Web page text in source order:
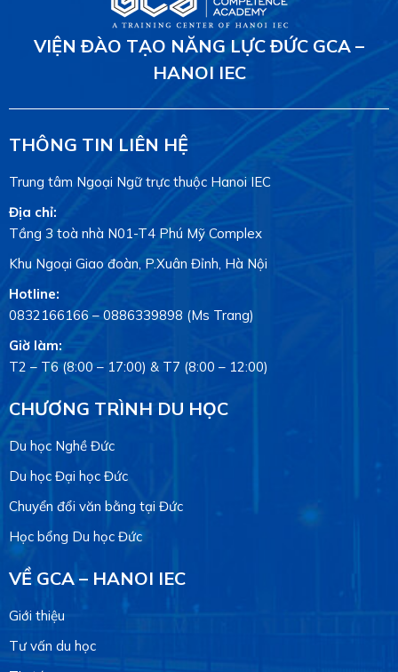
VIỆN ĐÀO TẠO NĂNG LỰC ĐỨC GCA –
HANOI IEC
THÔNG TIN LIÊN HỆ
Trung tâm Ngoại Ngữ trực thuộc Hanoi IEC
Địa chỉ:
Tầng 3 toà nhà N01-T4 Phú Mỹ Complex
Khu Ngoại Giao đoàn, P.Xuân Đỉnh, Hà Nội
Hotline:
0832166166 –0886339898 (Ms Trang)
Giờ làm:
T2 – T6 (8:00 – 17:00) & T7 (8:00 – 12:00)
CHƯƠNG TRÌNH DU HỌC
Du học Nghề Đức
Du học Đại học Đức
Chuyển đổi văn bằng tại Đức
Học bổng Du học Đức
VỀ GCA – HANOI IEC
Giới thiệu
Tư vấn du học